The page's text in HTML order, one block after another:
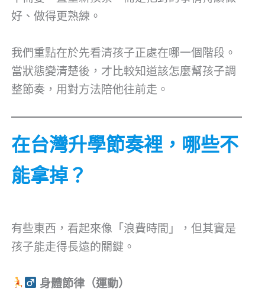
好、做得更熟練。
我們重點在於先看清孩子正處在哪一個階段。
當狀態變清楚後，才比較知道該怎麼幫孩子調
整節奏，用對方法陪他往前走。
在台灣升學節奏裡，哪些不
能拿掉？
有些東西，看起來像「浪費時間」，但其實是
孩子能走得長遠的關鍵。
身體節律（運動）